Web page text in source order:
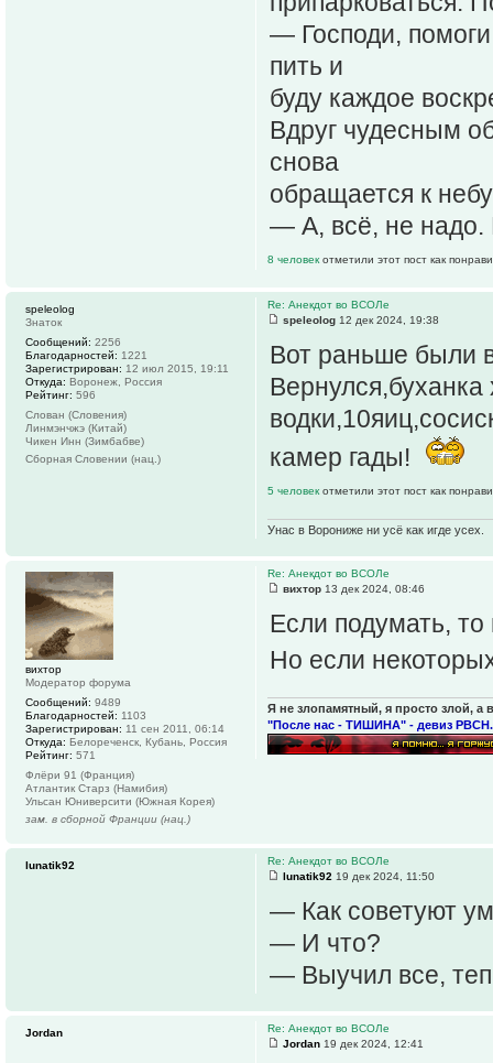
— Господи,
пить и
буду каждое
Вдруг чудесным
снова
обращается к
— А, всё, не
8 человек отметили этот пост как
Re: Анекдот во ВСОЛе
speleolog 12 дек 2024, 19:38
Вот раньше были
Вернулся,буханка
камер гады!
5 человек отметили этот пост как
Унас в Ворониже ни усё как игде усех.
speleolog
Знаток
Сообщений: 2256
Благодарностей: 1221
Зарегистрирован: 12 июл 2015, 19:11
Откуда: Воронеж, Россия
Рейтинг: 596
Слован (Словения)
Линмэнчжэ (Китай)
Чикен Инн (Зимбабве)
Сборная Словении (нац.)
Re: Анекдот во ВСОЛе
вихтор 13 дек 2024, 08:46
Если подумать,
Но если
Я не злопамятный, я просто злой, а
"После нас - ТИШИНА" - девиз РВСН.
вихтор
Модератор форума
Сообщений: 9489
Благодарностей: 1103
Зарегистрирован: 11 сен 2011, 06:14
Откуда: Белореченск, Кубань, Россия
Рейтинг: 571
Флёри 91 (Франция)
Атлантик Старз (Намибия)
Ульсан Юниверсити (Южная Корея)
зам. в сборной Франции (нац.)
Re: Анекдот во ВСОЛе
lunatik92 19 дек 2024, 11:50
— Как советуют
— И что?
— Выучил все,
lunatik92
Re: Анекдот во ВСОЛе
Jordan 19 дек 2024, 12:41
Jordan